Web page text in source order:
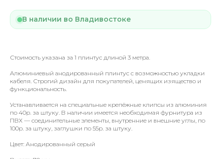
В наличии во Владивостоке
Стоимость указана за 1 плинтус длиной 3 метра.
Алюминиевый анодированный плинтус с возможностью укладки
кабеля. Строгий дизайн для покупателей, ценящих изящество и
функциональность.
Устанавливается на специальные крепёжные клипсы из алюминия
по 40р. за штуку. В наличии имеется необходимая фурнитура из
ПВХ — соединительные элементы, внутренние и внешние углы, по
100р. за штуку, заглушки по 55р. за штуку.
Цвет: Анодированный серый